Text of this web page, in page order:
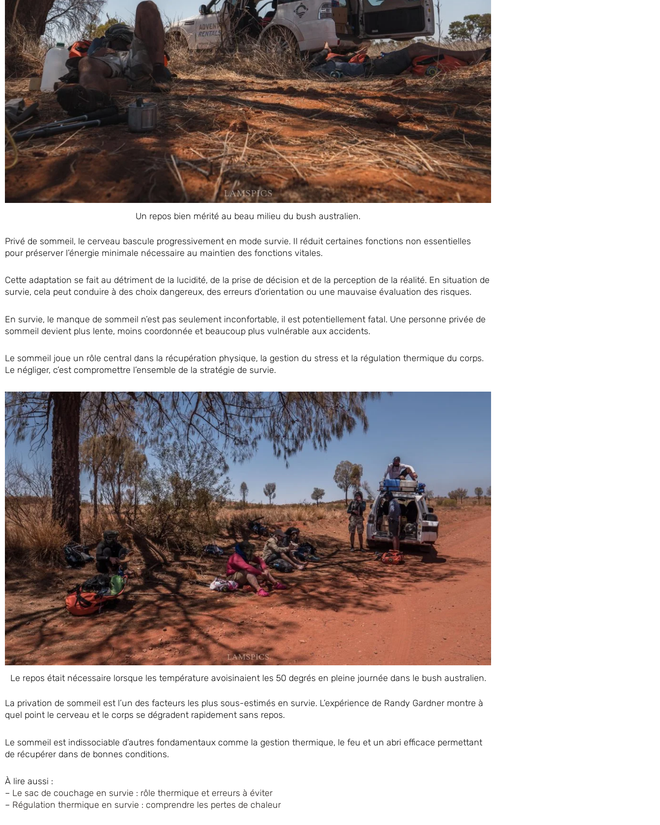
Un repos bien mérité au beau milieu du bush australien.
Privé de sommeil, le cerveau bascule progressivement en mode survie. Il réduit certaines fonctions non essentielles
pour préserver l’énergie minimale nécessaire au maintien des fonctions vitales.
Cette adaptation se fait au détriment de la lucidité, de la prise de décision et de la perception de la réalité. En situation de
survie, cela peut conduire à des choix dangereux, des erreurs d’orientation ou une mauvaise évaluation des risques.
En survie, le manque de sommeil n’est pas seulement inconfortable, il est potentiellement fatal. Une personne privée de
sommeil devient plus lente, moins coordonnée et beaucoup plus vulnérable aux accidents.
Le sommeil joue un rôle central dans la récupération physique, la gestion du stress et la régulation thermique du corps.
Le négliger, c’est compromettre l’ensemble de la stratégie de survie.
Le repos était nécessaire lorsque les température avoisinaient les 50 degrés en pleine journée dans le bush australien.
La privation de sommeil est l’un des facteurs les plus sous-estimés en survie. L’expérience de Randy Gardner montre à
quel point le cerveau et le corps se dégradent rapidement sans repos.
Le sommeil est indissociable d’autres fondamentaux comme la gestion thermique, le feu et un abri efficace permettant
de récupérer dans de bonnes conditions.
À lire aussi :
– Le sac de couchage en survie : rôle thermique et erreurs à éviter
– Régulation thermique en survie : comprendre les pertes de chaleur